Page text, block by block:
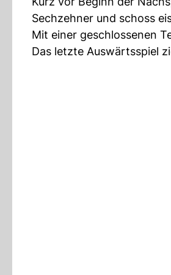
Sechzehner und schoss
Mit einer geschlossenen
Das letzte Auswärtsspiel